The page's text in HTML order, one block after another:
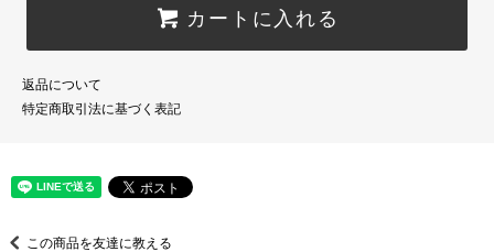
カートに入れる
返品について
特定商取引法に基づく表記
この商品を友達に教える